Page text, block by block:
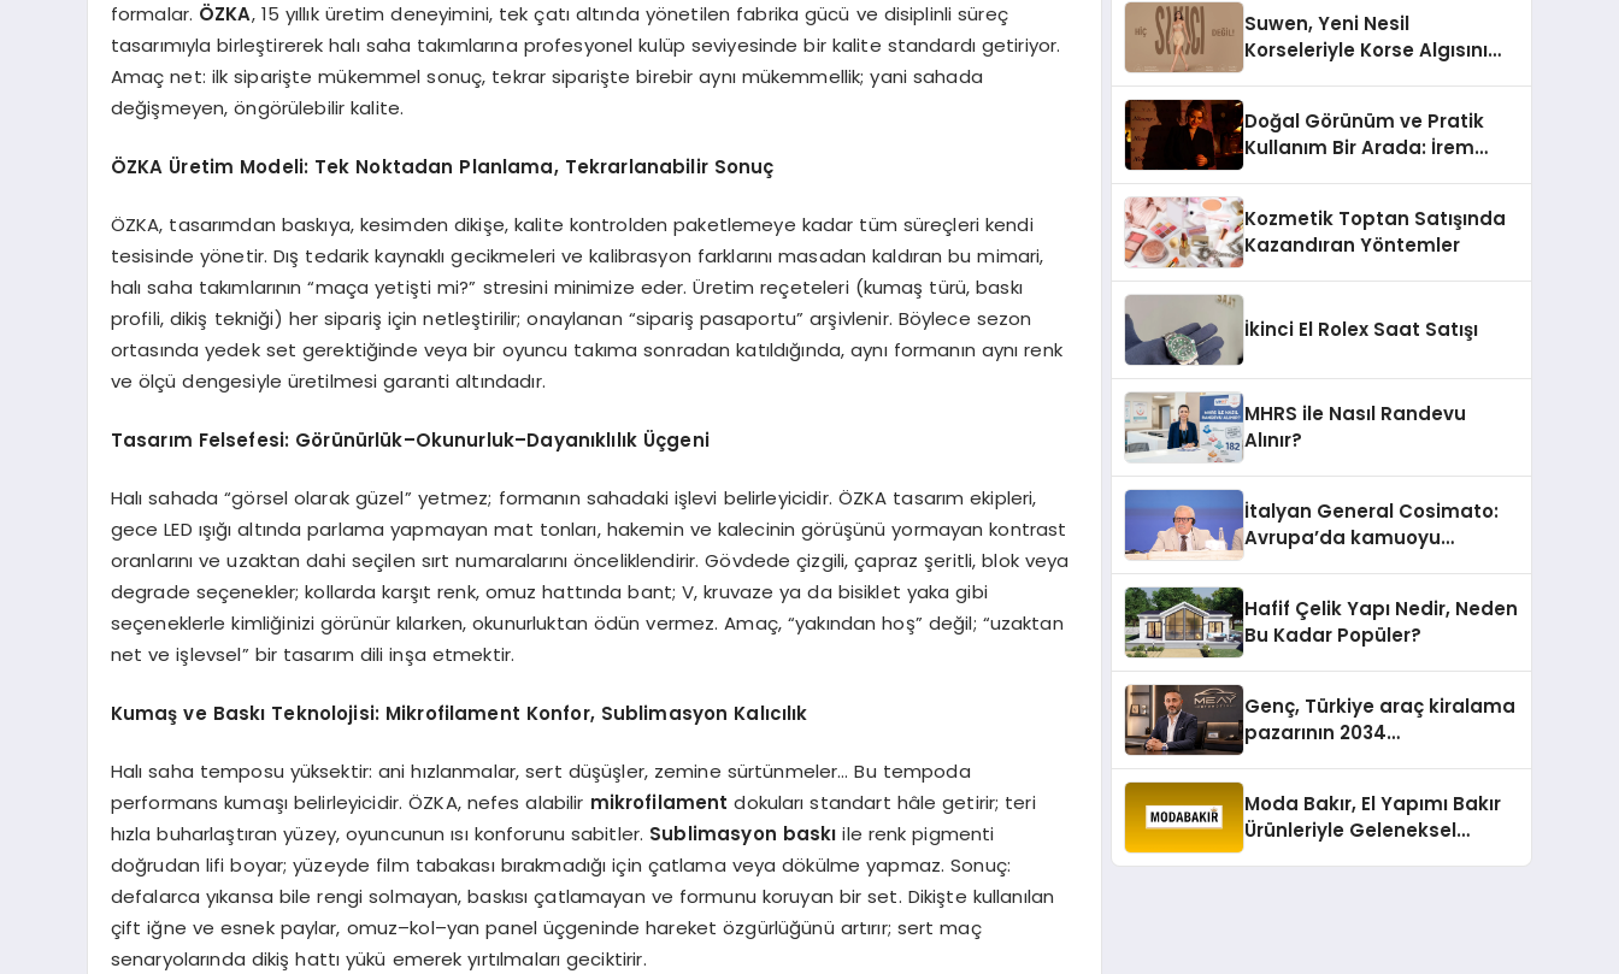
formalar. ÖZKA, 15 yıllık üretim deneyimini, tek çatı altında yönetilen fabrika gücü ve disiplinli süreç
tasarımıyla birleştirerek halı saha takımlarına profesyonel kulüp seviyesinde bir kalite standardı getiriyor.
Amaç net: ilk siparişte mükemmel sonuç, tekrar siparişte birebir aynı mükemmellik; yani sahada
değişmeyen, öngörülebilir kalite.
ÖZKA Üretim Modeli: Tek Noktadan Planlama, Tekrarlanabilir Sonuç
ÖZKA, tasarımdan baskıya, kesimden dikişe, kalite kontrolden paketlemeye kadar tüm süreçleri kendi
tesisinde yönetir. Dış tedarik kaynaklı gecikmeleri ve kalibrasyon farklarını masadan kaldıran bu mimari,
halı saha takımlarının “maça yetişti mi?” stresini minimize eder. Üretim reçeteleri (kumaş türü, baskı
profili, dikiş tekniği) her sipariş için netleştirilir; onaylanan “sipariş pasaportu” arşivlenir. Böylece sezon
ortasında yedek set gerektiğinde veya bir oyuncu takıma sonradan katıldığında, aynı formanın aynı renk
ve ölçü dengesiyle üretilmesi garanti altındadır.
Tasarım Felsefesi: Görünürlük–Okunurluk–Dayanıklılık Üçgeni
Halı sahada “görsel olarak güzel” yetmez; formanın sahadaki işlevi belirleyicidir. ÖZKA tasarım ekipleri,
gece LED ışığı altında parlama yapmayan mat tonları, hakemin ve kalecinin görüşünü yormayan kontrast
oranlarını ve uzaktan dahi seçilen sırt numaralarını önceliklendirir. Gövdede çizgili, çapraz şeritli, blok veya
degrade seçenekler; kollarda karşıt renk, omuz hattında bant; V, kruvaze ya da bisiklet yaka gibi
seçeneklerle kimliğinizi görünür kılarken, okunurluktan ödün vermez. Amaç, “yakından hoş” değil; “uzaktan
net ve işlevsel” bir tasarım dili inşa etmektir.
Kumaş ve Baskı Teknolojisi: Mikrofilament Konfor, Sublimasyon Kalıcılık
Halı saha temposu yüksektir: ani hızlanmalar, sert düşüşler, zemine sürtünmeler… Bu tempoda
performans kumaşı belirleyicidir. ÖZKA, nefes alabilir mikrofilament dokuları standart hâle getirir; teri
hızla buharlaştıran yüzey, oyuncunun ısı konforunu sabitler. Sublimasyon baskı ile renk pigmenti
doğrudan lifi boyar; yüzeyde film tabakası bırakmadığı için çatlama veya dökülme yapmaz. Sonuç:
defalarca yıkansa bile rengi solmayan, baskısı çatlamayan ve formunu koruyan bir set. Dikişte kullanılan
çift iğne ve esnek paylar, omuz–kol–yan panel üçgeninde hareket özgürlüğünü artırır; sert maç
senaryolarında dikiş hattı yükü emerek yırtılmaları geciktirir.
Suwen, Yeni Nesil
Korseleriyle Korse Algısını
Doğal Görünüm ve Pratik
Kullanım Bir Arada: İrem
Kozmetik Toptan Satışında
Kazandıran Yöntemler
İkinci El Rolex Saat Satışı
MHRS ile Nasıl Randevu
Alınır?
İtalyan General Cosimato:
Avrupa’da kamuoyu
Hafif Çelik Yapı Nedir, Neden
Bu Kadar Popüler?
Genç, Türkiye araç kiralama
pazarının 2034
Moda Bakır, El Yapımı Bakır
Ürünleriyle Geleneksel